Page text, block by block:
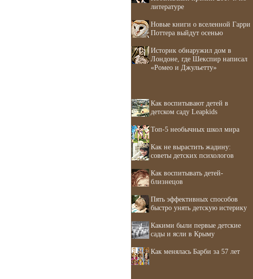
литературе
Новые книги о вселенной Гарри
Поттера выйдут осенью
Историк обнаружил дом в
Лондоне, где Шекспир написал
«Ромео и Джульетту»
Как воспитывают детей в
детском саду Leapkids
Топ-5 необычных школ мира
Как не вырастить жадину:
советы детских психологов
Как воспитывать детей-
близнецов
Пять эффективных способов
быстро унять детскую истерику
Какими были первые детские
сады и ясли в Крыму
Как менялась Барби за 57 лет